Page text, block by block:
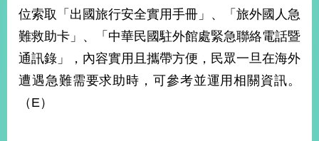
覽
本
部
新
中
心
位索取「出國旅行安全實用手冊」、「旅外國人急
難救助卡」、「中華民國駐外館處緊急聯絡電話暨
通訊錄」，內容實用且攜帶方便，民眾一旦在海外
遭遇急難需要求助時，可參考並運用相關資訊。
（E）